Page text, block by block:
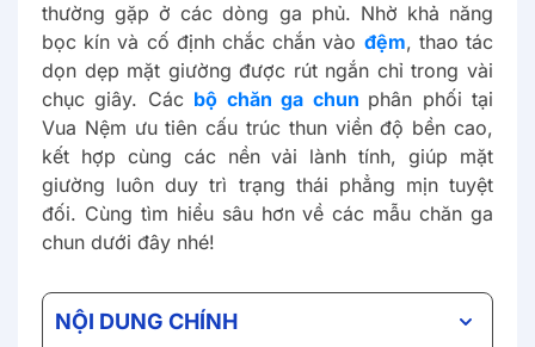
thường gặp ở các dòng ga phủ. Nhờ khả năng
bọc kín và cố định chắc chắn vào đệm, thao tác
dọn dẹp mặt giường được rút ngắn chỉ trong vài
chục giây. Các bộ chăn ga chun phân phối tại
Vua Nệm ưu tiên cấu trúc thun viền độ bền cao,
kết hợp cùng các nền vải lành tính, giúp mặt
giường luôn duy trì trạng thái phẳng mịn tuyệt
đối. Cùng tìm hiểu sâu hơn về các mẫu chăn ga
chun dưới đây nhé!
NỘI DUNG CHÍNH